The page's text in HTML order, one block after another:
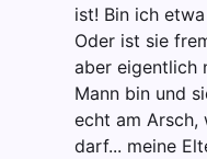
ist! Bin ich
Oder ist sie
aber eigentlich
Mann bin und
echt am Arsch,
darf... meine